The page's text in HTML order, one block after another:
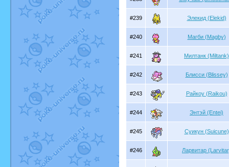
#239 Элекид (Elekid)
#240 Магби (Magby)
#241 Милтанк (Miltank)
#242 Блисси (Blissey)
#243 Райкоу (Raikou)
#244 Энтэй (Entei)
#245 Суикун (Suicune)
#246 Ларвитар